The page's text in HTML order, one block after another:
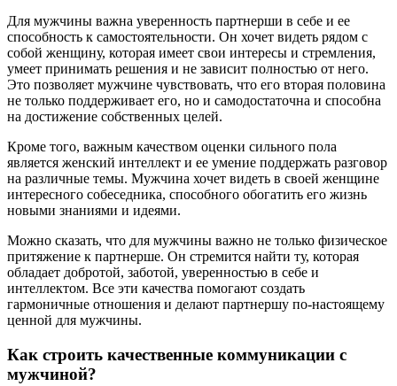
Для мужчины важна уверенность партнерши в себе и ее
способность к самостоятельности. Он хочет видеть рядом с
собой женщину, которая имеет свои интересы и стремления,
умеет принимать решения и не зависит полностью от него.
Это позволяет мужчине чувствовать, что его вторая половина
не только поддерживает его, но и самодостаточна и способна
на достижение собственных целей.
Кроме того, важным качеством оценки сильного пола
является женский интеллект и ее умение поддержать разговор
на различные темы. Мужчина хочет видеть в своей женщине
интересного собеседника, способного обогатить его жизнь
новыми знаниями и идеями.
Можно сказать, что для мужчины важно не только физическое
притяжение к партнерше. Он стремится найти ту, которая
обладает добротой, заботой, уверенностью в себе и
интеллектом. Все эти качества помогают создать
гармоничные отношения и делают партнершу по-настоящему
ценной для мужчины.
Как строить качественные коммуникации с
мужчиной?